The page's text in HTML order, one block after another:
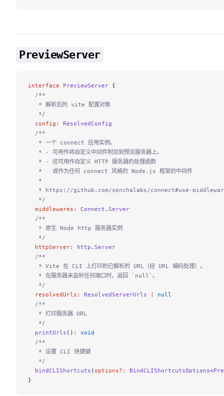
PreviewServer
interface PreviewServer {
  /**
   * 解析后的 vite 配置对象
   */
  config
:
ResolvedConfig
  /**
   * 一个 connect 应用实例。
   * - 可用作将自定义中间件附加到预览服务器上。
   * - 还可用作自定义 HTTP 服务器的处理函数
   *   或作为任何 connect 风格的 Node.js 框架的中间件
   *
* https://github.com/senchalabs/connect#use-
   */
  middlewares
: Connect . Server
  /**
   * 原生 Node http 服务器实例
   */
  httpServer
: http . Server
  /**
   * Vite 在 CLI 上打印的已解析的 URL（经 URL 编码处理）。
   * 在服务器未监听任何端口时，返回 `null`。
   */
  resolvedUrls
: ResolvedServerUrls
null
  /**
   * 打印服务器 URL
   */
  printUrls
() :
void
  /**
   * 设置 CLI 快捷键
   */
  bindCLIShortcuts
(options?: BindCLIShortcutsOptions<
}